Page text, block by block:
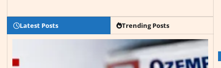
Latest Posts Trending Posts